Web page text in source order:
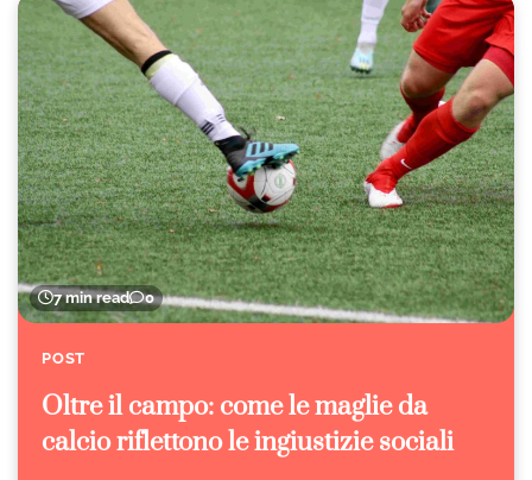
7 min read 0
POST
Oltre il campo: come le maglie da
calcio riflettono le ingiustizie sociali